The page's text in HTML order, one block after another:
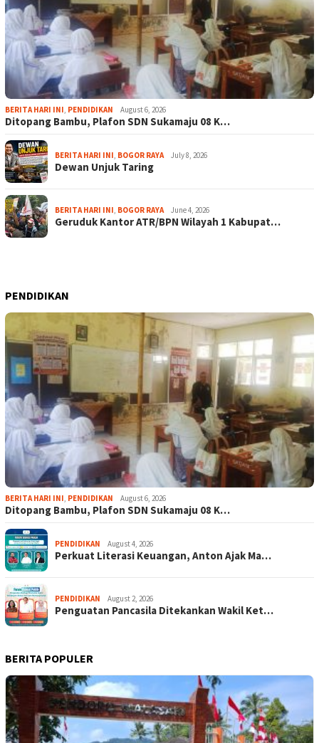
BERITA HARI INI, PENDIDIKAN August 6, 2026
Ditopang Bambu, Plafon SDN Sukamaju 08 K…
BERITA HARI INI, BOGOR RAYA July 8, 2026
Dewan Unjuk Taring
BERITA HARI INI, BOGOR RAYA June 4, 2026
Geruduk Kantor ATR/BPN Wilayah 1 Kabupat…
PENDIDIKAN
BERITA HARI INI, PENDIDIKAN August 6, 2026
Ditopang Bambu, Plafon SDN Sukamaju 08 K…
PENDIDIKAN August 4, 2026
Perkuat Literasi Keuangan, Anton Ajak Ma…
PENDIDIKAN August 2, 2026
Penguatan Pancasila Ditekankan Wakil Ket…
BERITA POPULER